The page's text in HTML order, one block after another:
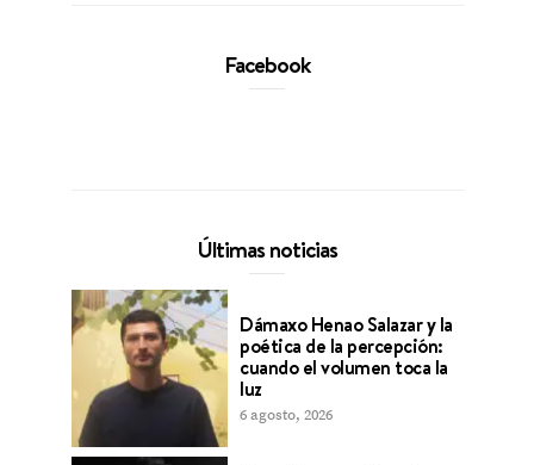
Facebook
Últimas noticias
Dámaxo Henao Salazar y la
poética de la percepción:
cuando el volumen toca la
luz
6 agosto, 2026